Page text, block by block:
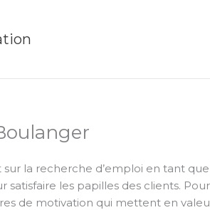
la recherche d’emploi en tant
satisfaire les papilles des clients.
de motivation qui mettent en